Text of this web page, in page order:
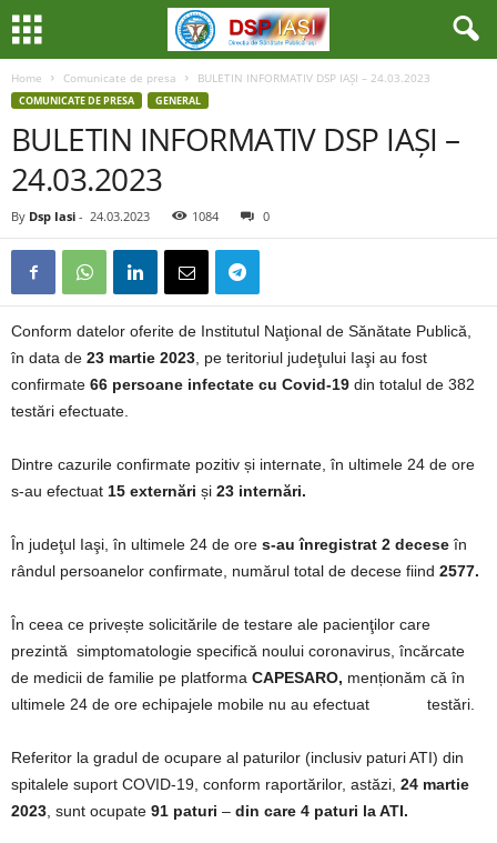
Home Comunicate de presa BULETIN INFORMATIV DSP IAȘI – 24.03.2023
COMUNICATE DE PRESA GENERAL
BULETIN INFORMATIV DSP IAȘI –
24.03.2023
By Dsp Iasi - 24.03.2023 1084 0
Conform datelor oferite de Institutul Naţional de Sănătate Publică,
în data de 23 martie 2023 , pe teritoriul judeţului Iaşi au fost
confirmate 66 persoane infectate cu Covid-19 din totalul de 382
testări efectuate.
Dintre cazurile confirmate pozitiv și internate, în ultimele 24 de ore
s-au efectuat 15 externări și 23 internări.
În judeţul Iaşi, în ultimele 24 de ore s-au înregistrat 2 decese în
rândul persoanelor confirmate, numărul total de decese fiind 2577.
În ceea ce privește solicitările de testare ale pacienţilor care
prezintă simptomatologie specifică noului coronavirus, încărcate
de medicii de familie pe platforma CAPESARO, menționăm că în
ultimele 24 de ore echipajele mobile nu au efectuat testări.
Referitor la gradul de ocupare al paturilor (inclusiv paturi ATI) din
spitalele suport COVID-19, conform raportărilor, astăzi, 24 martie
2023 , sunt ocupate 91 paturi – din care 4 paturi la ATI.